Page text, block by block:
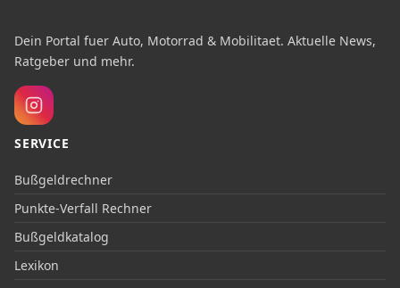
Dein Portal fuer Auto, Motorrad & Mobilitaet. Aktuelle News,
Ratgeber und mehr.
SERVICE
Bußgeldrechner
Punkte-Verfall Rechner
Bußgeldkatalog
Lexikon